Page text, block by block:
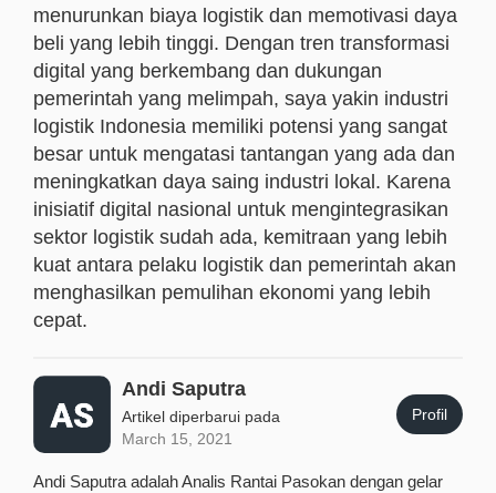
menurunkan biaya logistik dan memotivasi daya
beli yang lebih tinggi. Dengan tren transformasi
digital yang berkembang dan dukungan
pemerintah yang melimpah, saya yakin industri
logistik Indonesia memiliki potensi yang sangat
besar untuk mengatasi tantangan yang ada dan
meningkatkan daya saing industri lokal. Karena
inisiatif digital nasional untuk mengintegrasikan
sektor logistik sudah ada, kemitraan yang lebih
kuat antara pelaku logistik dan pemerintah akan
menghasilkan pemulihan ekonomi yang lebih
cepat.
Andi Saputra
Artikel diperbarui pada
March 15, 2021
Profil
Andi Saputra adalah Analis Rantai Pasokan dengan gelar